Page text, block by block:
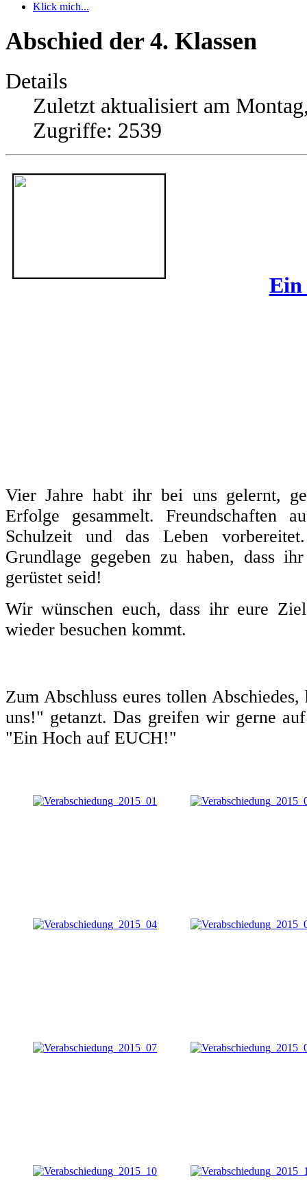
Klick mich...
Abschied der 4. Klassen
Details
Zuletzt aktualisiert am
Zugriffe: 2539
Ein
Vier Jahre habt ihr bei uns gelernt,
Erfolge gesammelt. Freundschaften
Schulzeit und das Leben
Grundlage gegeben zu haben, dass
gerüstet seid!
Wir wünschen euch, dass ihr eure
wieder besuchen kommt.
Zum Abschluss eures tollen
uns!" getanzt. Das greifen wir gerne
"Ein Hoch auf EUCH!"